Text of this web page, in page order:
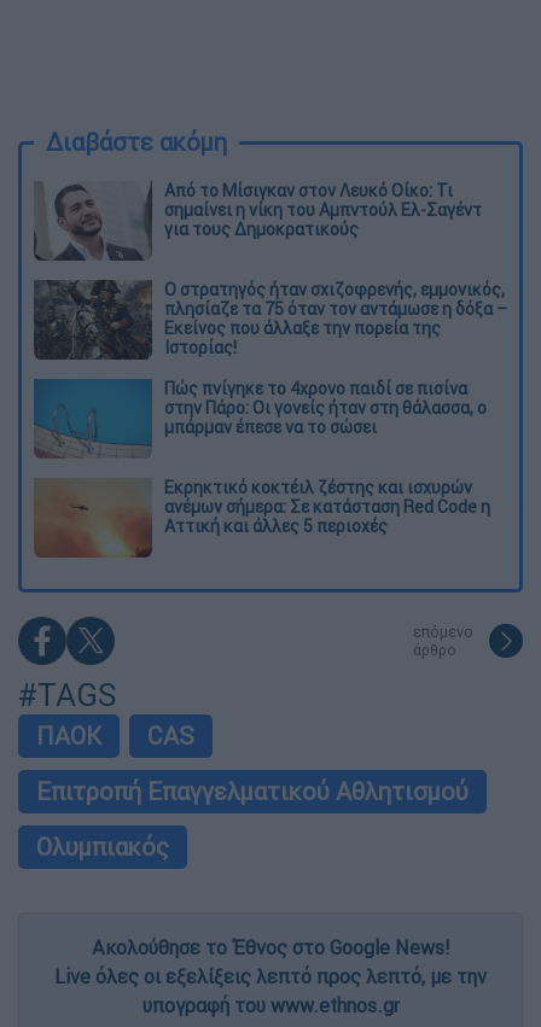
Διαβάστε ακόμη
Από το Μίσιγκαν στον Λευκό Οίκο: Τι
σημαίνει η νίκη του Αμπντούλ Ελ-Σαγέντ
για τους Δημοκρατικούς
O στρατηγός ήταν σχιζοφρενής, εμμονικός,
πλησίαζε τα 75 όταν τον αντάμωσε η δόξα –
Εκείνος που άλλαξε την πορεία της
Ιστορίας!
Πώς πνίγηκε το 4χρονο παιδί σε πισίνα
στην Πάρο: Οι γονείς ήταν στη θάλασσα, ο
μπάρμαν έπεσε να το σώσει
Εκρηκτικό κοκτέιλ ζέστης και ισχυρών
ανέμων σήμερα: Σε κατάσταση Red Code η
Αττική και άλλες 5 περιοχές
επόμενο
άρθρο
#TAGS
ΠΑΟΚ
CAS
Επιτροπή Επαγγελματικού Αθλητισμού
Ολυμπιακός
Ακολούθησε το Έθνος στο Google News!
Live όλες οι εξελίξεις λεπτό προς λεπτό, με την
υπογραφή του www.ethnos.gr